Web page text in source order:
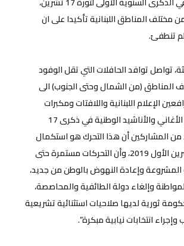
مختلف المناطق اللبنانية تأكيدا على ان
تنطفئ.
تواصل توافد الحافلات التي تقل الوفود
المناطق (من الشمال وحتى الجنوب) الى
الإعلام اللبنانية واللافتات ومكبرات
الصوت، على وقع الأغاني والأناشيد الوطنية في ذكرى 17
المشاركين أن هذا التحرك هو استكمال
لما بدأ في 17 تشرين الأول 2019، وأن التحركات مستمرة حتى
وإعادة النهوض بالوطن من جديد،
وإلغاء دولة الطائفية والمحاصصة،
ثورية لديها صلاحيات استثنائية تشريعية
انتخابات نيابية مبكرة”.